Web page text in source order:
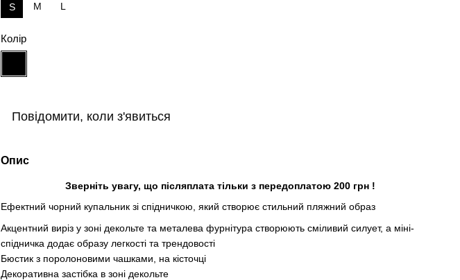
S М L
Колір
Повідомити, коли з'явиться
Опис
Зверніть увагу, що післяплата тільки з передоплатою 200 грн !
Ефектний чорний купальник зі спідничкою, який створює стильний пляжний образ
Акцентний виріз у зоні декольте та металева фурнітура створюють сміливий силует, а міні-
спідничка додає образу легкості та трендовості
Бюстик з поролоновими чашками, на кісточці
Декоративна застібка в зоні декольте